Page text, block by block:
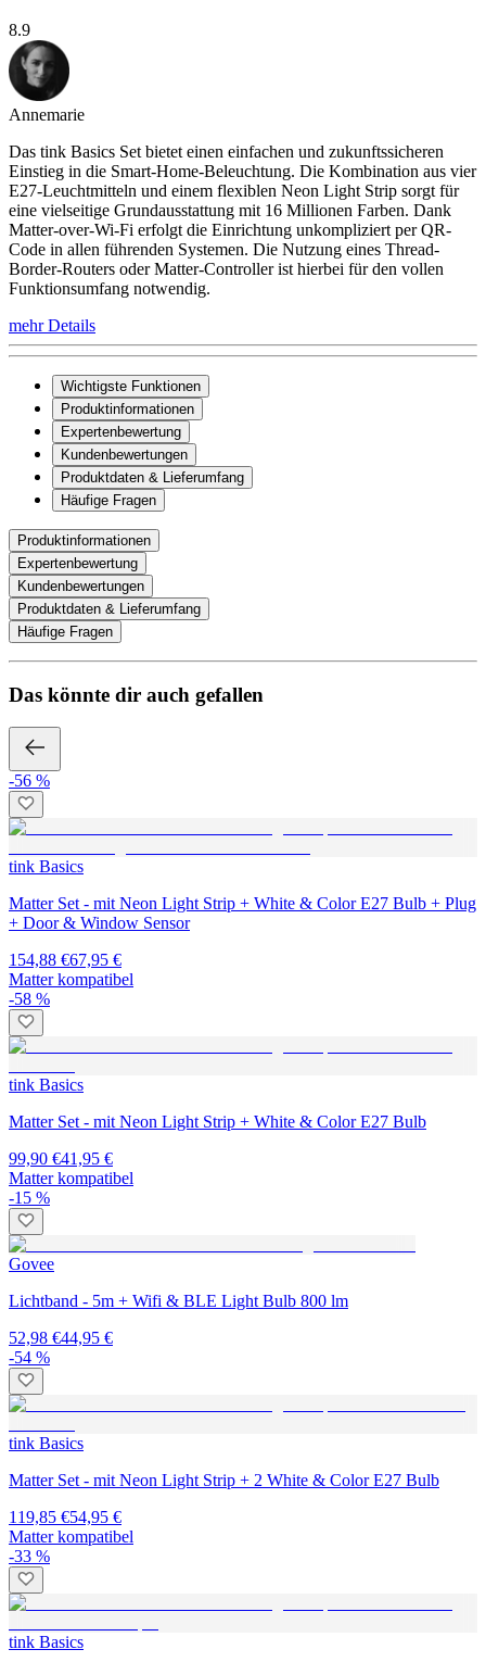
8.9
Annemarie
Das tink Basics Set bietet einen einfachen und zukunftssicheren
Einstieg in die Smart-Home-Beleuchtung. Die Kombination aus vier
E27-Leuchtmitteln und einem flexiblen Neon Light Strip sorgt für
eine vielseitige Grundausstattung mit 16 Millionen Farben. Dank
Matter-over-Wi-Fi erfolgt die Einrichtung unkompliziert per QR-
Code in allen führenden Systemen. Die Nutzung eines Thread-
Border-Routers oder Matter-Controller ist hierbei für den vollen
Funktionsumfang notwendig.
mehr Details
Wichtigste Funktionen
Produktinformationen
Expertenbewertung
Kundenbewertungen
Produktdaten & Lieferumfang
Häufige Fragen
Produktinformationen
Expertenbewertung
Kundenbewertungen
Produktdaten & Lieferumfang
Häufige Fragen
Das könnte dir auch gefallen
-56 %
tink Basics
Matter Set - mit Neon Light Strip + White & Color E27 Bulb + Plug
+ Door & Window Sensor
154,88 €67,95 €
Matter kompatibel
-58 %
tink Basics
Matter Set - mit Neon Light Strip + White & Color E27 Bulb
99,90 €41,95 €
Matter kompatibel
-15 %
Govee
Lichtband - 5m + Wifi & BLE Light Bulb 800 lm
52,98 €44,95 €
-54 %
tink Basics
Matter Set - mit Neon Light Strip + 2 White & Color E27 Bulb
119,85 €54,95 €
Matter kompatibel
-33 %
tink Basics